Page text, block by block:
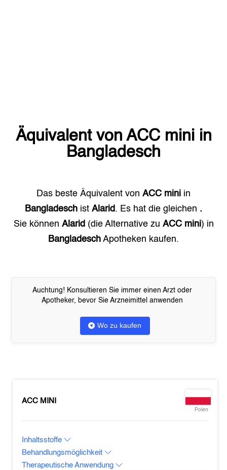
Äquivalent von ACC miniin
Bangladesch
Das beste Äquivalent von ACC mini in
Bangladesch ist Alarid. Es hat die gleichen .
Sie können Alarid (die Alternative zu ACC mini) in
Bangladesch Apotheken kaufen.
Auchtung! Konsultieren Sie immer einen Arzt oder
Apotheker, bevor Sie Arzneimittel anwenden
Wo zu kaufen
ACC MINI
Polen
Inhaltsstoffe
Behandlungsmöglichkeit
Therapeutische Anwendung